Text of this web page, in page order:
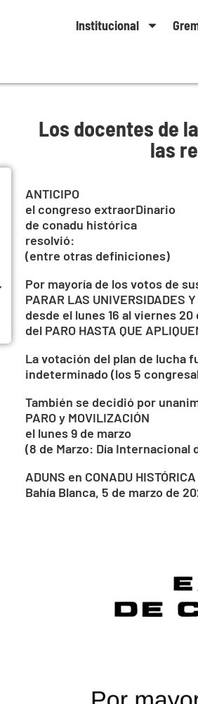
Institucional
Los docentes de
las
ANTICIPO
el congreso extraorDinario
de conadu histórica
resolvió:
(entre otras definiciones)
Por mayoría de los votos de
PARAR LAS UNIVERSIDADES
desde el lunes 16 al viernes
del PARO HASTA QUE
La votación del plan de lucha
indeterminado (los 5
También se decidió por
PARO y MOVILIZACIÓN
el lunes 9 de marzo
(8 de Marzo: Día Internacional
ADUNS en CONADU HISTÓRICA
Bahía Blanca, 5 de marzo de